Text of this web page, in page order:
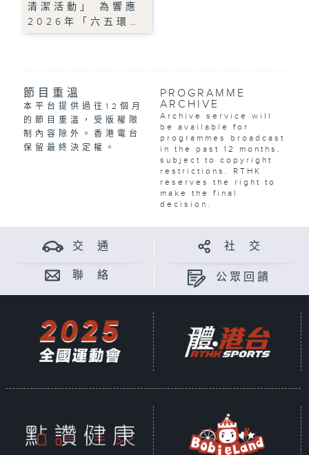
清潔活動」 為響應
2026年「六五環…
節目重溫
本平台提供過往12個月
的節目重溫，受版權限
制內容除外。香港電台
保留最終決定權。
PROGRAMME
ARCHIVE
Archive service will
be available for
programmes broadcast
in the past 12 months,
subject to copyright
restrictions. RTHK
reserves the right to
make the final
decision.
交 通 社 交
聯 絡 公眾回饋